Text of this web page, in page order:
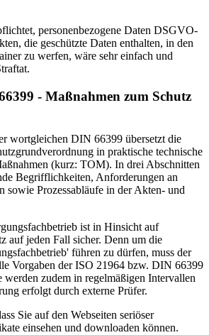
personenbezogene Daten DSGVO-
die geschützte Daten enthalten, in den
zu werfen, wäre sehr einfach und
- Maßnahmen zum Schutz
wortgleichen DIN 66399 übersetzt die
in praktische technische
(kurz: TOM). In drei Abschnitten
Begrifflichkeiten, Anforderungen an
sowie Prozessabläufe in der Akten- und
ist in Hinsicht auf
auf jeden Fall sicher. Denn um die
führen zu dürfen, muss der
Vorgaben der ISO 21964 bzw. DIN 66399
zudem in regelmäßigen Intervallen
erfolgt durch externe Prüfer.
Sie auf den Webseiten seriöser
einsehen und downloaden können.